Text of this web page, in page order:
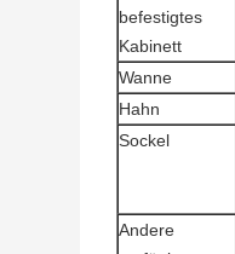
befestigtes
Kabinett
Wanne
Hahn
Sockel
Andere